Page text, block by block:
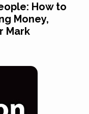
How to
Money,
Mark